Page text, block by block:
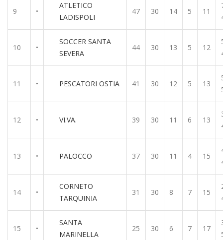
9 •
ATLETICO
LADISPOLI
47 30 14 5 11
10 •
SOCCER SANTA
SEVERA
44 30 13 5 12
11 • PESCATORI OSTIA 41 30 12 5 13
12 • VI.VA. 39 30 11 6 13
13 • PALOCCO 37 30 11 4 15
14 •
CORNETO
TARQUINIA
31 30 8 7 15
15 •
SANTA
MARINELLA
25 30 6 7 17